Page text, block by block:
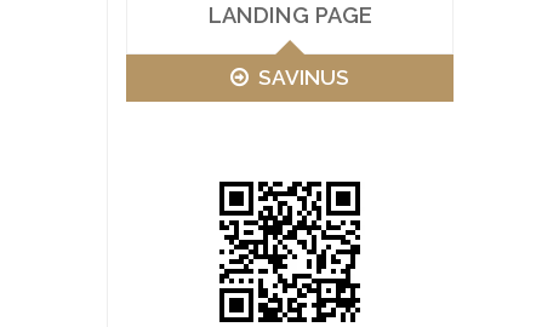
LANDING PAGE
SAVINUS